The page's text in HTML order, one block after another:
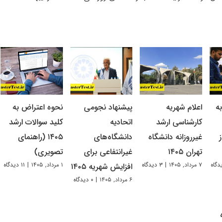
اعلام شهریه
کارشناسی ارشد
غیرروزانه دانشگاه
تهران ۱۴۰۵
۷ مرداد, ۱۴۰۵ | ۳ دیدگاه
پیشنهاد نجومی
اتحادیه
دانشگاه‌های
غیرانتفاعی برای
افزایش شهریه ۱۴۰۵
۶ مرداد, ۱۴۰۵ | ۰ دیدگاه
نحوه اعتراض به
کلید سوالات ارشد
۱۴۰۵ (راهنمای
تصویری)
۱ مرداد, ۱۴۰۵ | ۱۱ دیدگاه